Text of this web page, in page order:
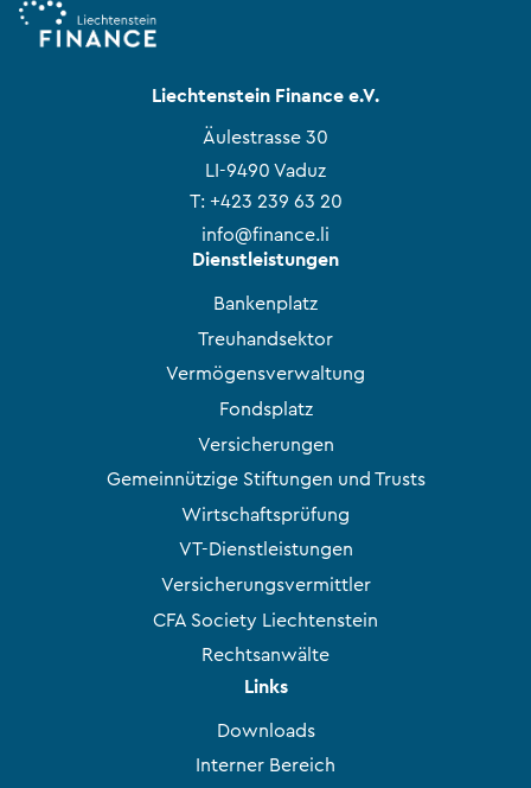
Liechtenstein Finance e.V.
Äulestrasse 30
LI-9490 Vaduz
T: +423 239 63 20
info@finance.li
Dienstleistungen
Bankenplatz
Treuhandsektor
Vermögensverwaltung
Fondsplatz
Versicherungen
Gemeinnützige Stiftungen und Trusts
Wirtschaftsprüfung
VT-Dienstleistungen
Versicherungsvermittler
CFA Society Liechtenstein
Rechtsanwälte
Links
Downloads
Interner Bereich